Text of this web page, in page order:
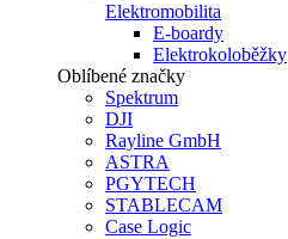
Elektromobilita
E-boardy
Elektrokoloběžky
Oblíbené značky
Spektrum
DJI
Rayline GmbH
ASTRA
PGYTECH
STABLECAM
Case Logic